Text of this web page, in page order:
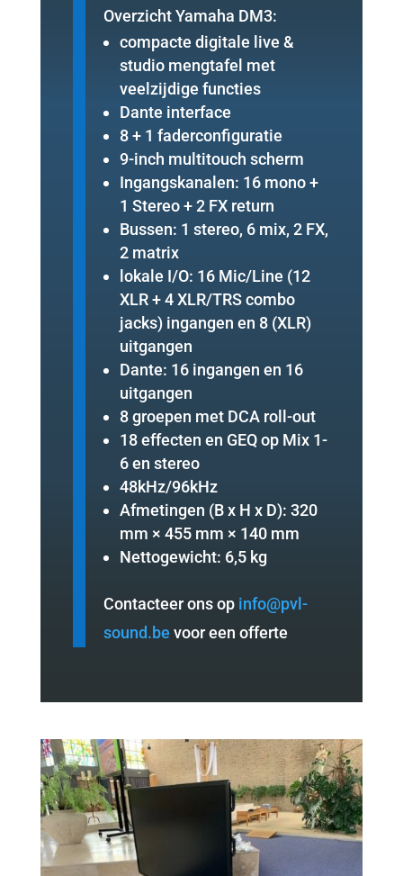
Overzicht Yamaha DM3:
compacte digitale live &
studio mengtafel met
veelzijdige functies
Dante interface
8 + 1 faderconfiguratie
9-inch multitouch scherm
Ingangskanalen: 16 mono +
1 Stereo + 2 FX return
Bussen: 1 stereo, 6 mix, 2 FX,
2 matrix
lokale I/O: 16 Mic/Line (12
XLR + 4 XLR/TRS combo
jacks) ingangen en 8 (XLR)
uitgangen
Dante: 16 ingangen en 16
uitgangen
8 groepen met DCA roll-out
18 effecten en GEQ op Mix 1-
6 en stereo
48kHz/96kHz
Afmetingen (B x H x D): 320
mm × 455 mm × 140 mm
Nettogewicht: 6,5 kg
Contacteer ons op info@pvl-
sound.be voor een offerte